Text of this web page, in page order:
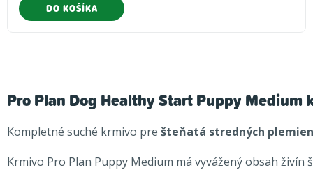
DO KOŠÍKA
Pro Plan Dog Healthy Start Puppy Medium
Kompletné suché krmivo pre šteňatá stredných plemien
Krmivo Pro Plan Puppy Medium má vyvážený obsah